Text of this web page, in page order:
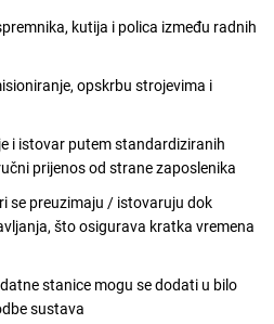
kutija i polica između radnih
opskrbu strojevima i
i istovar putem standardiziranih
prijenos od strane zaposlenika
se preuzimaju / istovaruju dok
što osigurava kratka vremena
stanice mogu se dodati u bilo
sustava